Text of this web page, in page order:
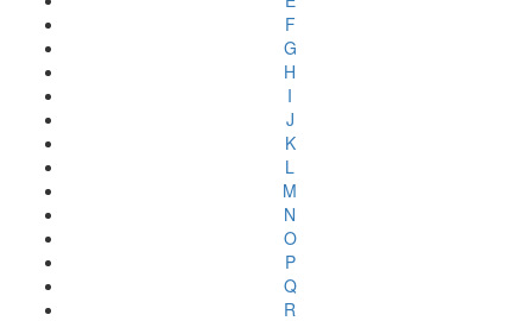
F
G
H
I
J
K
L
M
N
O
P
Q
R